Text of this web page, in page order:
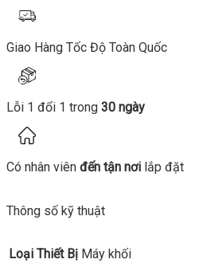
Giao Hàng Tốc Độ Toàn Quốc
Lỗi 1 đổi 1 trong 30 ngày
Có nhân viên đến tận nơi lắp đặt
Thông số kỹ thuật
Loại Thiết Bị Máy khối